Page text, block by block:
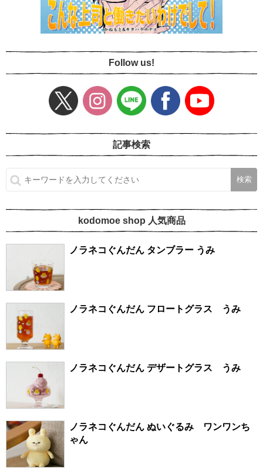
Follow us!
記事検索
kodomoe shop 人気商品
ノラネコぐんだん タンブラー うみ
ノラネコぐんだん フロートグラス うみ
ノラネコぐんだん デザートグラス うみ
ノラネコぐんだん ぬいぐるみ ワンワンち
ゃん